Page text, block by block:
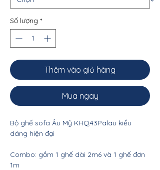
Số lượng *
Thêm vào giỏ hàng
Mua ngay
Bộ ghế sofa Âu Mỹ KHQ43Palau kiểu
dáng hiện đại
Combo: gồm 1 ghế dài 2m6 và 1 ghế đơn
1m